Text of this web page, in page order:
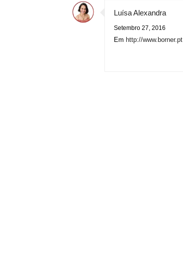
Luísa Alexandra
Setembro 27, 2016
Em http://www.borner.pt